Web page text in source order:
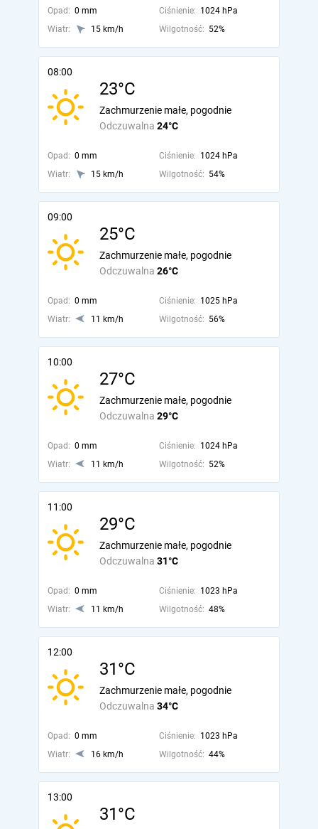
Opad: 0 mm Ciśnienie: 1024 hPa
Wiatr:
15 km/h Wilgotność: 52%
08:00
23°C
Odczuwalna 24°C
Zachmurzenie małe, pogodnie
Opad: 0 mm Ciśnienie: 1024 hPa
Wiatr:
15 km/h Wilgotność: 54%
09:00
25°C
Odczuwalna 26°C
Zachmurzenie małe, pogodnie
Opad: 0 mm Ciśnienie: 1025 hPa
Wiatr:
11 km/h Wilgotność: 56%
10:00
27°C
Odczuwalna 29°C
Zachmurzenie małe, pogodnie
Opad: 0 mm Ciśnienie: 1024 hPa
Wiatr:
11 km/h Wilgotność: 52%
11:00
29°C
Odczuwalna 31°C
Zachmurzenie małe, pogodnie
Opad: 0 mm Ciśnienie: 1023 hPa
Wiatr:
11 km/h Wilgotność: 48%
12:00
31°C
Odczuwalna 34°C
Zachmurzenie małe, pogodnie
Opad: 0 mm Ciśnienie: 1023 hPa
Wiatr:
16 km/h Wilgotność: 44%
13:00
31°C